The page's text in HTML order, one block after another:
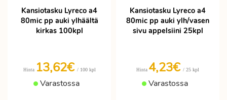
Kansiotasku Lyreco a4
80mic pp auki ylhäältä
kirkas 100kpl
Hinta 13,62€ / 100 kpl
Varastossa
Kansiotasku Lyreco a4
80mic pp auki ylh/vasen
sivu appelsiini 25kpl
Hinta 4,23€ / 25 kpl
Varastossa